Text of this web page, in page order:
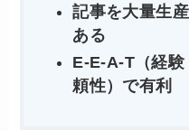
記事を大量生
ある
E-E-A-T（経
頼性）で有利